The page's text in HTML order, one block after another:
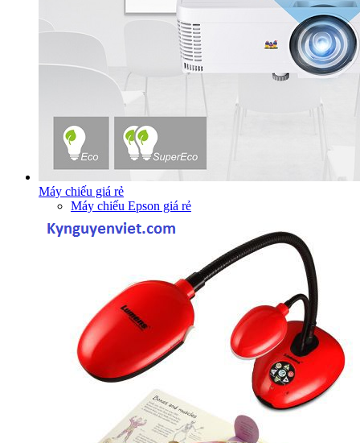
Máy chiếu giá rẻ
Máy chiếu Epson giá rẻ